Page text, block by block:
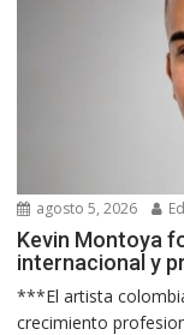
agosto 5, 2026
Kevin Montoya
internacional y
***El artista
crecimiento